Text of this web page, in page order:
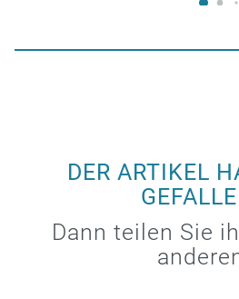
DER ARTIKEL
Dann teilen Sie